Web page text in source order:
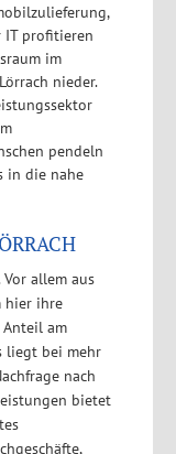
IT profitieren
im
nieder.
pendeln
in die nahe
allem aus
hier ihre
am
liegt bei mehr
nach
bietet